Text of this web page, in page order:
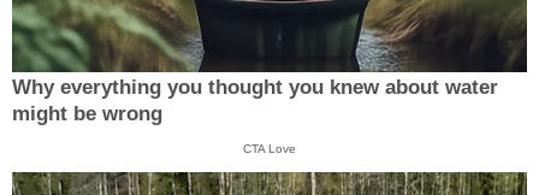
Why everything you thought you knew about water
might be wrong
CTA Love